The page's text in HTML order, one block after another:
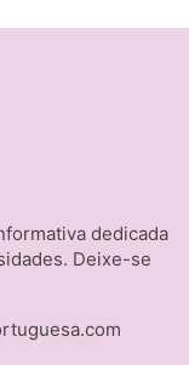
dedicada
Deixe-se